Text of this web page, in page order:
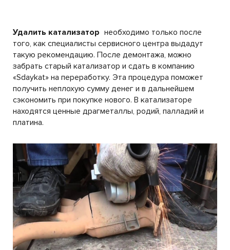
Удалить катализатор необходимо только после
того, как специалисты сервисного центра выдадут
такую рекомендацию. После демонтажа, можно
забрать старый катализатор и сдать в компанию
«Sdaykat» на переработку. Эта процедура поможет
получить неплохую сумму денег и в дальнейшем
сэкономить при покупке нового. В катализаторе
находятся ценные драгметаллы, родий, палладий и
платина.